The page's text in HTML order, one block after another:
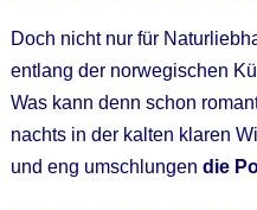
Doch nicht nur für
entlang der norwegischen
Was kann denn schon
nachts in der kalten klaren
und eng umschlungen die